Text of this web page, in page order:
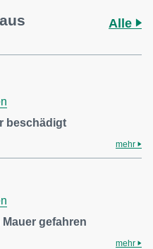
Alle
beschädigt
mehr
gefahren
mehr